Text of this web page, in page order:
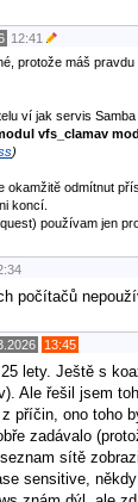
12:41
protože máš
ví jak servis
vfs_clamav
)
okamžitĕ odmítnut
koncí.
používam jen
počítačů
13:45
lety. Ještě s
Ale řešil jsem
příčin, ono toho
zadávalo
sítě
sensitive,